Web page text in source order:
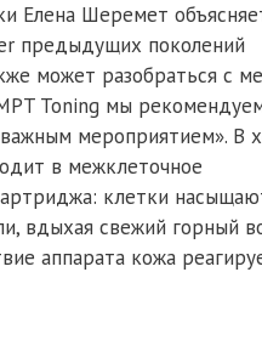
Елена Шеремет
предыдущих поколений
может разобраться с
Toning мы
мероприятием». В
в межклеточное
клетки
вдыхая свежий горный
аппарата кожа